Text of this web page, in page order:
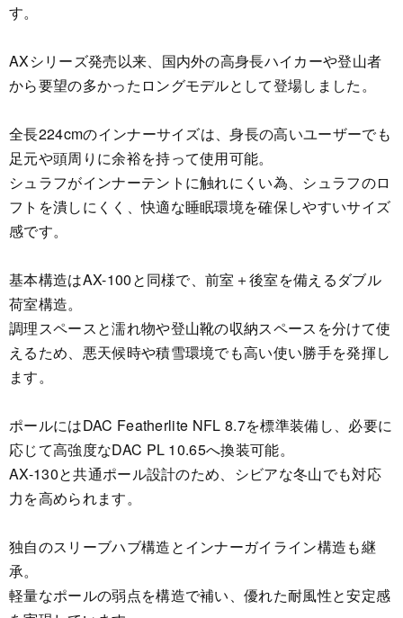
す。
AXシリーズ発売以来、国内外の高身長ハイカーや登山者
から要望の多かったロングモデルとして登場しました。
全長224cmのインナーサイズは、身長の高いユーザーでも
足元や頭周りに余裕を持って使用可能。
シュラフがインナーテントに触れにくい為、シュラフのロ
フトを潰しにくく、快適な睡眠環境を確保しやすいサイズ
感です。
基本構造はAX-100と同様で、前室＋後室を備えるダブル
荷室構造。
調理スペースと濡れ物や登山靴の収納スペースを分けて使
えるため、悪天候時や積雪環境でも高い使い勝手を発揮し
ます。
ポールにはDAC Featherlite NFL 8.7を標準装備し、必要に
応じて高強度なDAC PL 10.65へ換装可能。
AX-130と共通ポール設計のため、シビアな冬山でも対応
力を高められます。
独自のスリーブハブ構造とインナーガイライン構造も継
承。
軽量なポールの弱点を構造で補い、優れた耐風性と安定感